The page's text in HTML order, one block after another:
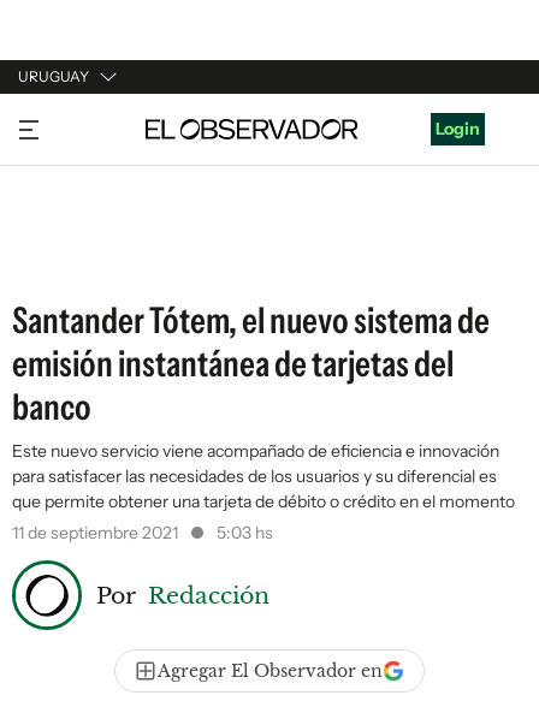
URUGUAY
URUGUAY
ARGENTINA
Login
Santander Tótem, el nuevo sistema de
emisión instantánea de tarjetas del
banco
Este nuevo servicio viene acompañado de eficiencia e innovación
para satisfacer las necesidades de los usuarios y su diferencial es
que permite obtener una tarjeta de débito o crédito en el momento
11 de septiembre 2021
5:03 hs
Por Redacción
Agregar El Observador en